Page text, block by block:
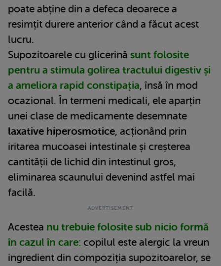
poate abține din a defeca deoarece a
resimțit durere anterior când a făcut acest
lucru.
Supozitoarele cu glicerină sunt folosite
pentru a stimula golirea tractului digestiv și
a ameliora rapid constipația, însă în mod
ocazional. În termeni medicali, ele aparțin
unei clase de medicamente desemnate
laxative hiperosmotice, acționând prin
iritarea mucoasei intestinale și creșterea
cantității de lichid din intestinul gros,
eliminarea scaunului devenind astfel mai
facilă.
Acestea nu trebuie folosite sub nicio formă
în cazul în care: copilul este alergic la vreun
ingredient din compoziția supozitoarelor, se